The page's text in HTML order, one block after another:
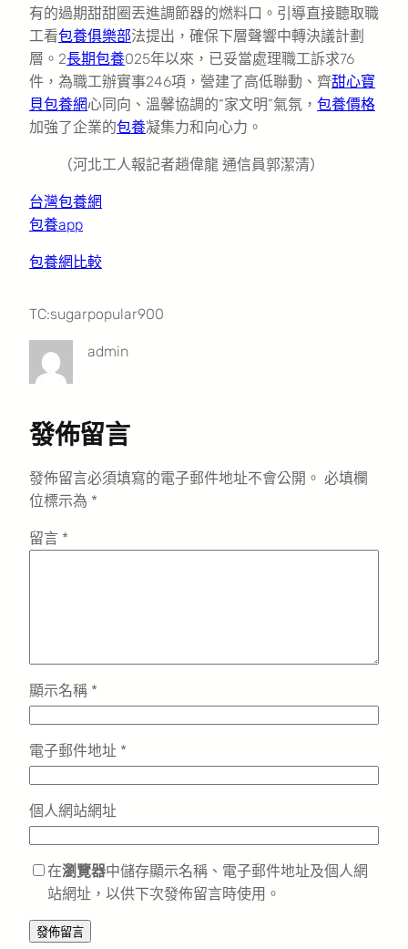
有的過期甜甜圈丟進調節器的燃料口。引導直接聽取職
工看包養俱樂部法提出，確保下層聲響中轉決議計劃
層。2長期包養025年以來，已妥當處理職工訴求76
件，為職工辦實事246項，營建了高低聯動、齊甜心寶
貝包養網心同向、溫馨協調的“家文明”氣氛， 包養價格
加強了企業的包養凝集力和向心力。
（河北工人報記者趙偉龍 通信員郭潔清）
台灣包養網
包養app
包養網比較
TC:sugarpopular900
admin
發佈留言
發佈留言必須填寫的電子郵件地址不會公開。 必填欄
位標示為 *
留言 *
顯示名稱 *
電子郵件地址 *
個人網站網址
在瀏覽器中儲存顯示名稱、電子郵件地址及個人網
站網址，以供下次發佈留言時使用。